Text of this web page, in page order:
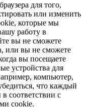
для того,
или изменить
которые мы
работу в
вы не сможете
или вы не сможете
вы посещаете
устройства для
компьютер,
что каждый
соответствии с
cookie.